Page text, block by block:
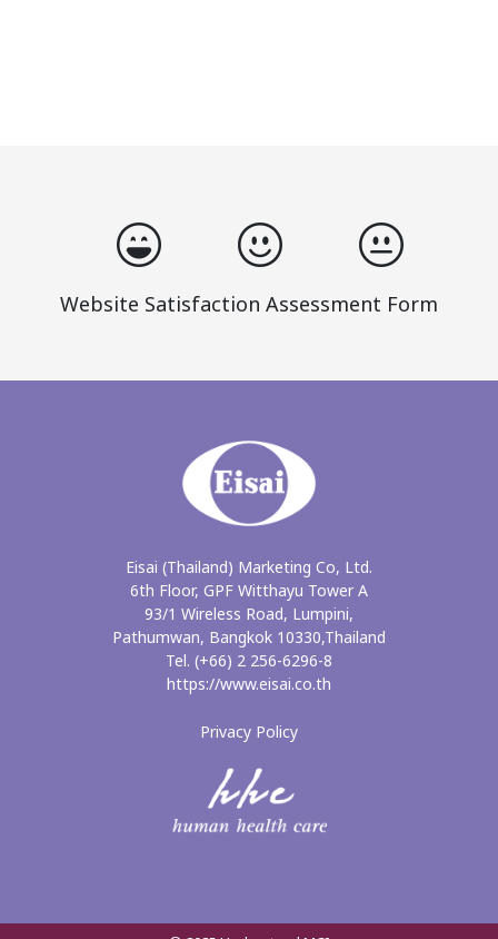
Website Satisfaction Assessment Form
Eisai (Thailand) Marketing Co, Ltd.
6th Floor, GPF Witthayu Tower A
93/1 Wireless Road, Lumpini,
Pathumwan, Bangkok 10330,Thailand
Tel. (+66) 2 256-6296-8
https://www.eisai.co.th
Privacy Policy